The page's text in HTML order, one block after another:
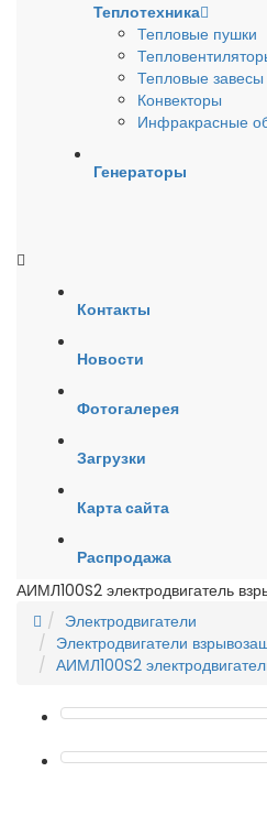
Теплотехника
Тепловые пушки
Тепловые завесы
Конвекторы
Инфракрасные
Генераторы
Контакты
Новости
Фотогалерея
Загрузки
Карта сайта
Распродажа
АИМЛ100S2 электродвигатель
Электродвигатели
Электродвигатели
АИМЛ100S2